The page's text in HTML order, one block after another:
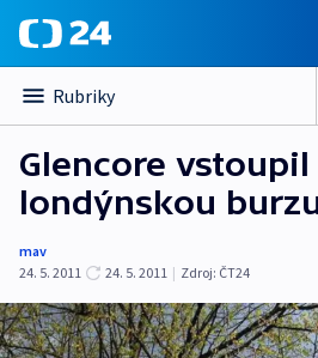
Rubriky
Glencore vstoupil
londýnskou
mav
24. 5. 2011
24. 5. 2011 | Zdroj: ČT24